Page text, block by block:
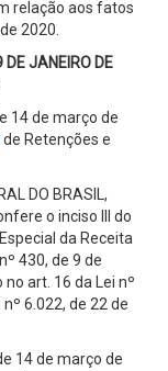
relação aos fatos
2020.
DE JANEIRO DE
14 de março de
de Retenções e
DO BRASIL,
o inciso III do
da Receita
430, de 9 de
art. 16 da Lei nº
6.022, de 22 de
14 de março de